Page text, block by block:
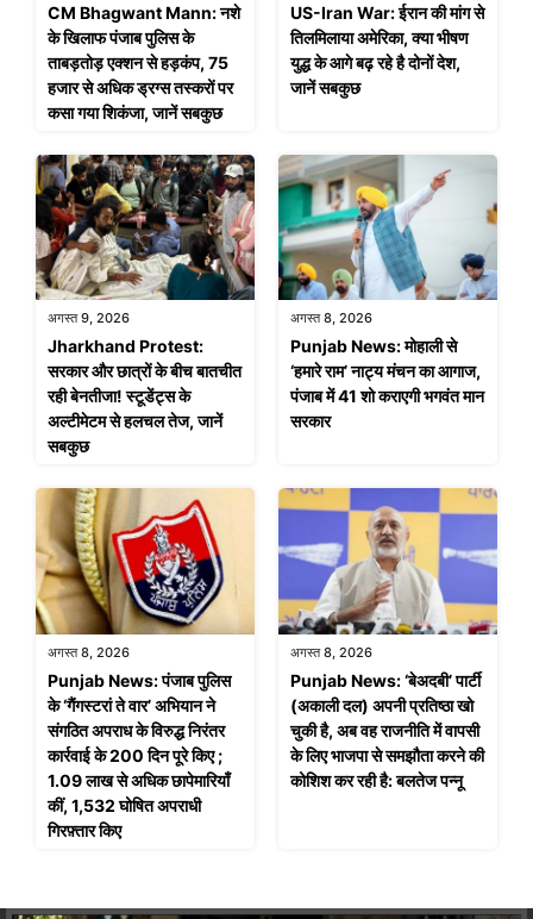
CM Bhagwant Mann: नशे
के खिलाफ पंजाब पुलिस के
ताबड़तोड़ एक्शन से हड़कंप, 75
हजार से अधिक ड्रग्स तस्करों पर
कसा गया शिकंजा, जानें सबकुछ
US-Iran War: ईरान की मांग से
तिलमिलाया अमेरिका, क्या भीषण
युद्ध के आगे बढ़ रहे है दोनों देश,
जानें सबकुछ
अगस्त 9, 2026
Jharkhand Protest:
सरकार और छात्रों के बीच बातचीत
रही बेनतीजा! स्टूडेंट्स के
अल्टीमेटम से हलचल तेज, जानें
सबकुछ
अगस्त 8, 2026
Punjab News: मोहाली से
‘हमारे राम’ नाट्य मंचन का आगाज,
पंजाब में 41 शो कराएगी भगवंत मान
सरकार
अगस्त 8, 2026
Punjab News: पंजाब पुलिस
के ‘गैंगस्टरां ते वार’ अभियान ने
संगठित अपराध के विरुद्ध निरंतर
कार्रवाई के 200 दिन पूरे किए ;
1.09 लाख से अधिक छापेमारियाँ
कीं, 1,532 घोषित अपराधी
गिरफ़्तार किए
अगस्त 8, 2026
Punjab News: ‘बेअदबी’ पार्टी
(अकाली दल) अपनी प्रतिष्ठा खो
चुकी है, अब वह राजनीति में वापसी
के लिए भाजपा से समझौता करने की
कोशिश कर रही है: बलतेज पन्नू